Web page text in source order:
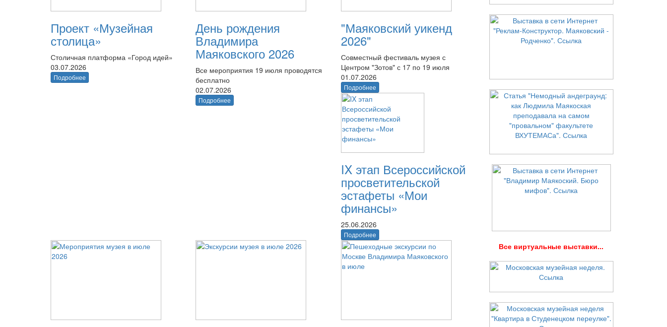
Проект «Музейная
столица»
Столичная платформа «Город идей»
03.07.2026
Подробнее
День рождения
Владимира
Маяковского 2026
Все мероприятия 19 июля проводятся
бесплатно
02.07.2026
Подробнее
"Маяковский уикенд
2026"
Совместный фестиваль музея с
Центром "Зотов" с 17 по 19 июля
01.07.2026
Подробнее
IX этап Всероссийской
просветительской
эстафеты «Мои
финансы»
25.06.2026
Подробнее
Все виртуальные выставки...